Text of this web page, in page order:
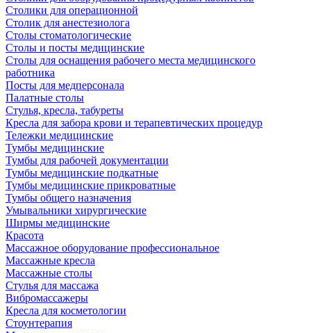
Столики для операционной
Столик для анестезиолога
Столы стоматологические
Столы и посты медицинские
Столы для оснащения рабочего места медицинского
работника
Посты для медперсонала
Палатные столы
Стулья, кресла, табуреты
Кресла для забора крови и терапевтических процедур
Тележки медицинские
Тумбы медицинские
Тумбы для рабочей документации
Тумбы медицинские подкатные
Тумбы медицинские прикроватные
Тумбы общего назначения
Умывальники хирургические
Ширмы медицинские
Красота
Массажное оборудование профессиональное
Массажные кресла
Массажные столы
Стулья для массажа
Вибромассажеры
Кресла для косметологии
Стоунтерапия